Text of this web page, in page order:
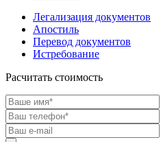
Легализация документов
Апостиль
Перевод документов
Истребование
Расчитать стоимость